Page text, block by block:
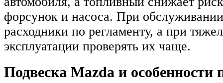
форсунок и насоса. При
расходники по регламенту, а при
эксплуатации проверять их чаще.
Подвеска Mazda и особенности